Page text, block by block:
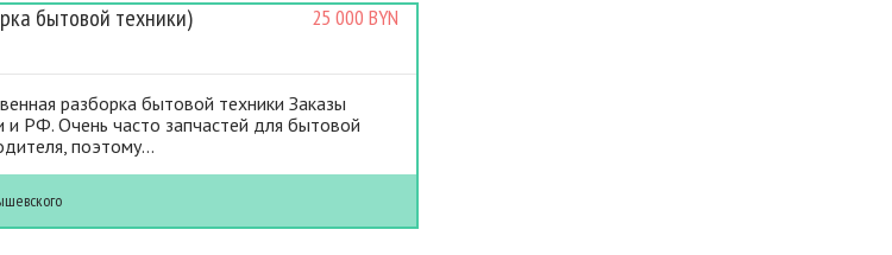
бытовой техники) 25 000 BYN
разборка бытовой техники Заказы
и РФ. Очень часто запчастей для бытовой
поэтому...